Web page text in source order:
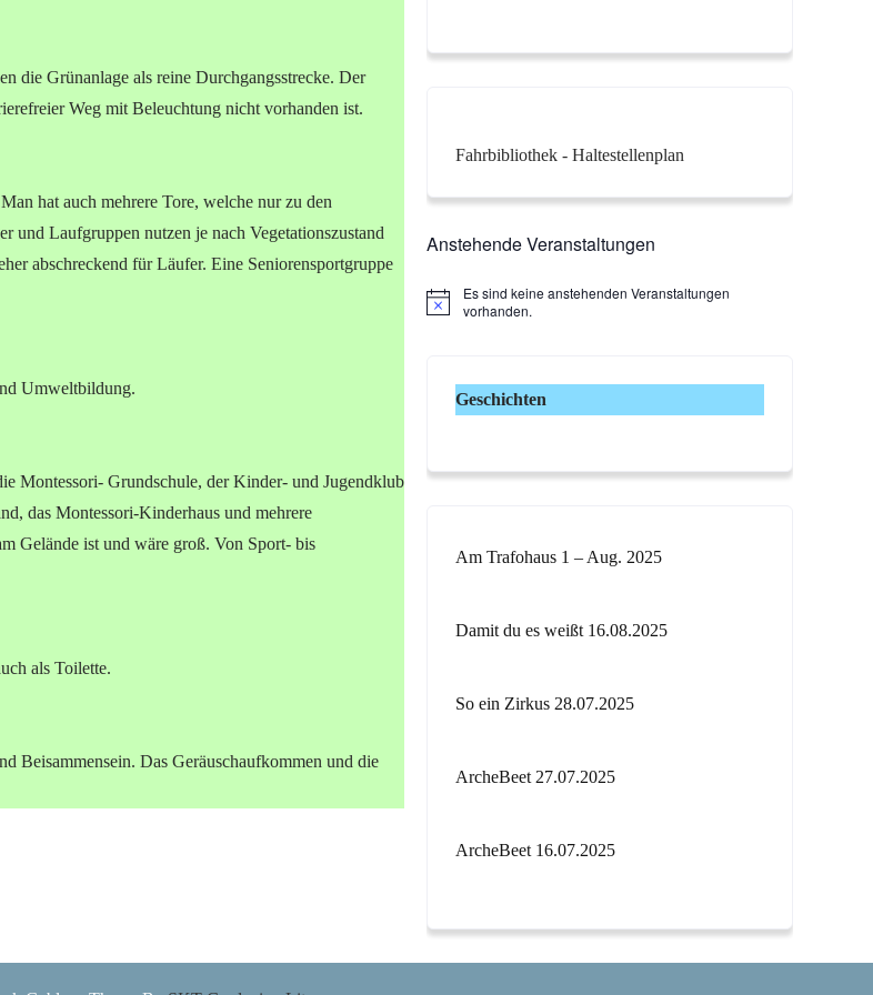
die Grünanlage als reine Durchgangsstrecke. Der
Weg mit Beleuchtung nicht vorhanden ist.
hat auch mehrere Tore, welche nur zu den
und Laufgruppen nutzen je nach Vegetationszustand
abschreckend für Läufer. Eine Seniorensportgruppe
Umweltbildung.
Montessori- Grundschule, der Kinder- und Jugendklub
das Montessori-Kinderhaus und mehrere
Gelände ist und wäre groß. Von Sport- bis
als Toilette.
Beisammensein. Das Geräuschaufkommen und die
Fahrbibliothek - Haltestellenplan
Anstehende Veranstaltungen
H
Es sind keine anstehenden Veranstaltungen
vorhanden.
Geschichten
Am Trafohaus 1 – Aug. 2025
Damit du es weißt 16.08.2025
So ein Zirkus 28.07.2025
ArcheBeet 27.07.2025
ArcheBeet 16.07.2025